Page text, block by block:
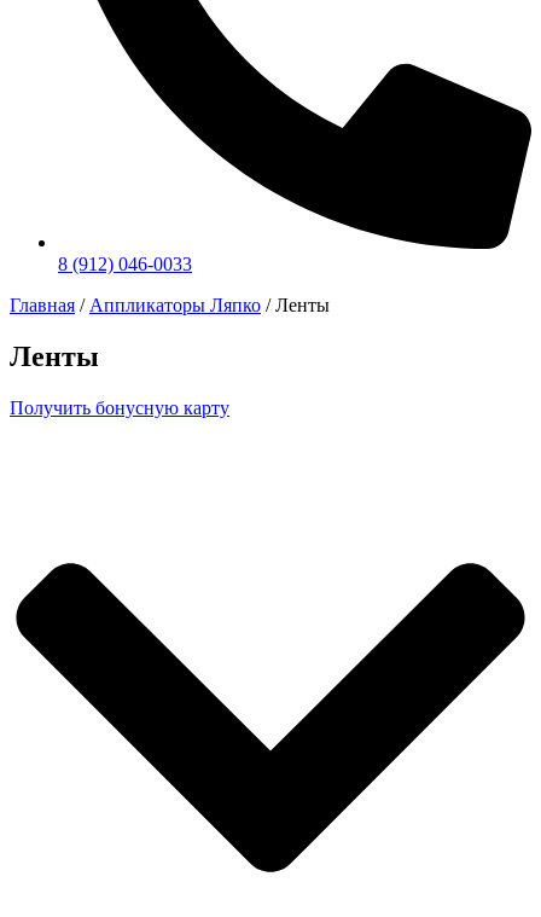
8 (912) 046-0033
Главная / Аппликаторы Ляпко / Ленты
Ленты
Получить бонусную карту